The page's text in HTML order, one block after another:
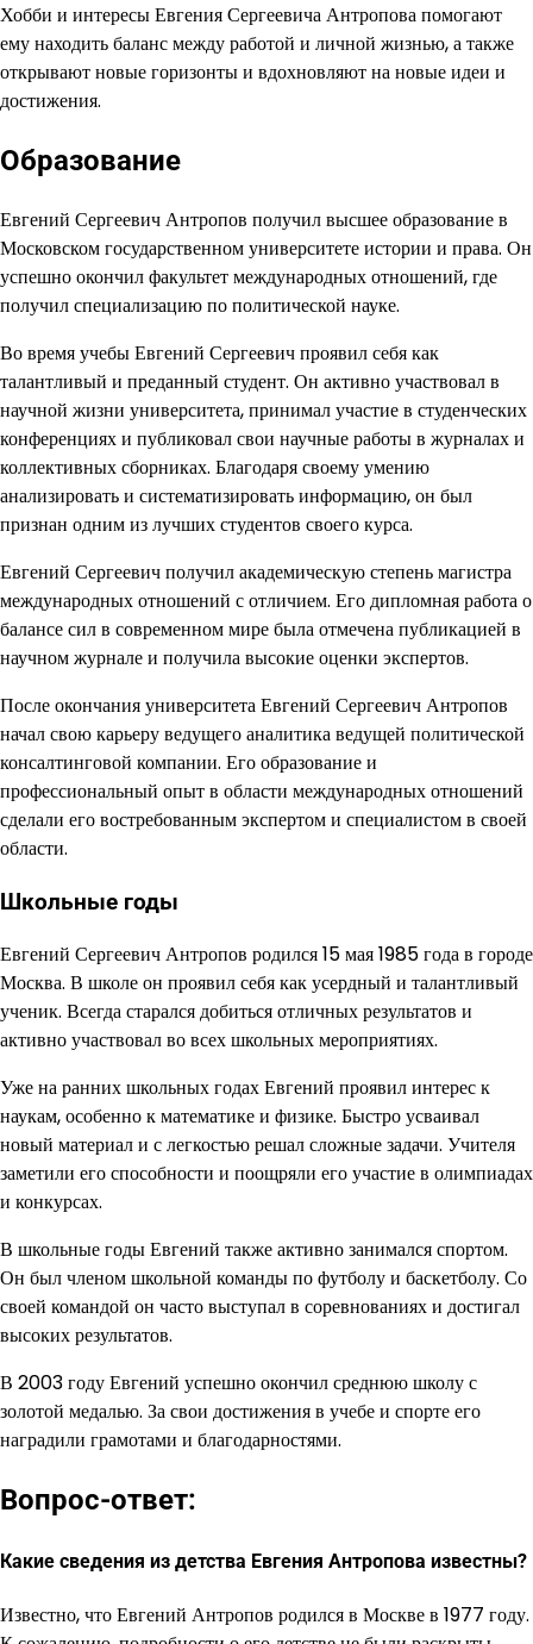
Хобби и интересы Евгения Сергеевича Антропова помогают
ему находить баланс между работой и личной жизнью, а также
открывают новые горизонты и вдохновляют на новые идеи и
достижения.
Образование
Евгений Сергеевич Антропов получил высшее образование в
Московском государственном университете истории и права. Он
успешно окончил факультет международных отношений, где
получил специализацию по политической науке.
Во время учебы Евгений Сергеевич проявил себя как
талантливый и преданный студент. Он активно участвовал в
научной жизни университета, принимал участие в студенческих
конференциях и публиковал свои научные работы в журналах и
коллективных сборниках. Благодаря своему умению
анализировать и систематизировать информацию, он был
признан одним из лучших студентов своего курса.
Евгений Сергеевич получил академическую степень магистра
международных отношений с отличием. Его дипломная работа о
балансе сил в современном мире была отмечена публикацией в
научном журнале и получила высокие оценки экспертов.
После окончания университета Евгений Сергеевич Антропов
начал свою карьеру ведущего аналитика ведущей политической
консалтинговой компании. Его образование и
профессиональный опыт в области международных отношений
сделали его востребованным экспертом и специалистом в своей
области.
Школьные годы
Евгений Сергеевич Антропов родился 15 мая 1985 года в городе
Москва. В школе он проявил себя как усердный и талантливый
ученик. Всегда старался добиться отличных результатов и
активно участвовал во всех школьных мероприятиях.
Уже на ранних школьных годах Евгений проявил интерес к
наукам, особенно к математике и физике. Быстро усваивал
новый материал и с легкостью решал сложные задачи. Учителя
заметили его способности и поощряли его участие в олимпиадах
и конкурсах.
В школьные годы Евгений также активно занимался спортом.
Он был членом школьной команды по футболу и баскетболу. Со
своей командой он часто выступал в соревнованиях и достигал
высоких результатов.
В 2003 году Евгений успешно окончил среднюю школу с
золотой медалью. За свои достижения в учебе и спорте его
наградили грамотами и благодарностями.
Вопрос-ответ:
Какие сведения из детства Евгения Антропова известны?
Известно, что Евгений Антропов родился в Москве в 1977 году.